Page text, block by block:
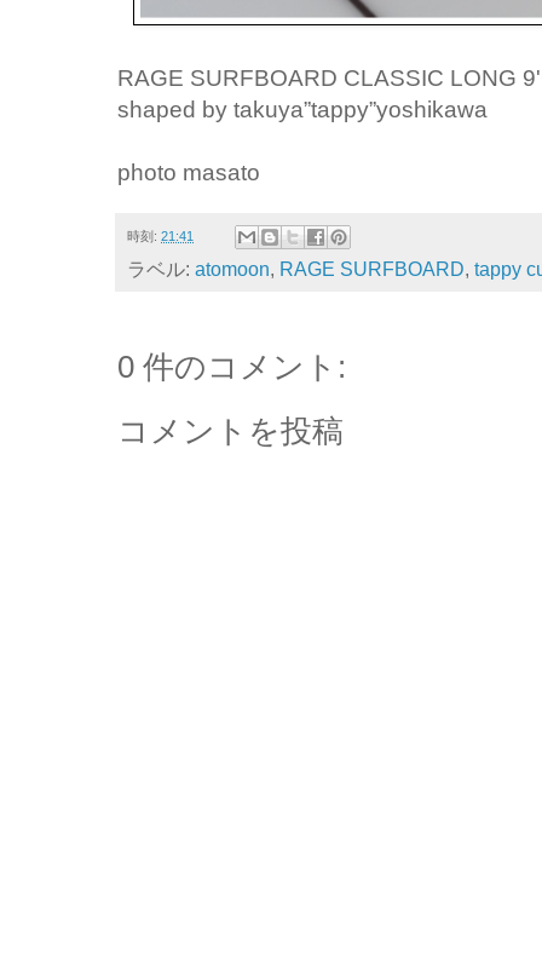
RAGE SURFBOARD CLASSIC LONG
shaped by takuya”tappy”yoshikawa
photo masato
時刻: 21:41
ラベル: atomoon, RAGE SURFBOARD, tappy
0 件のコメント:
コメントを投稿